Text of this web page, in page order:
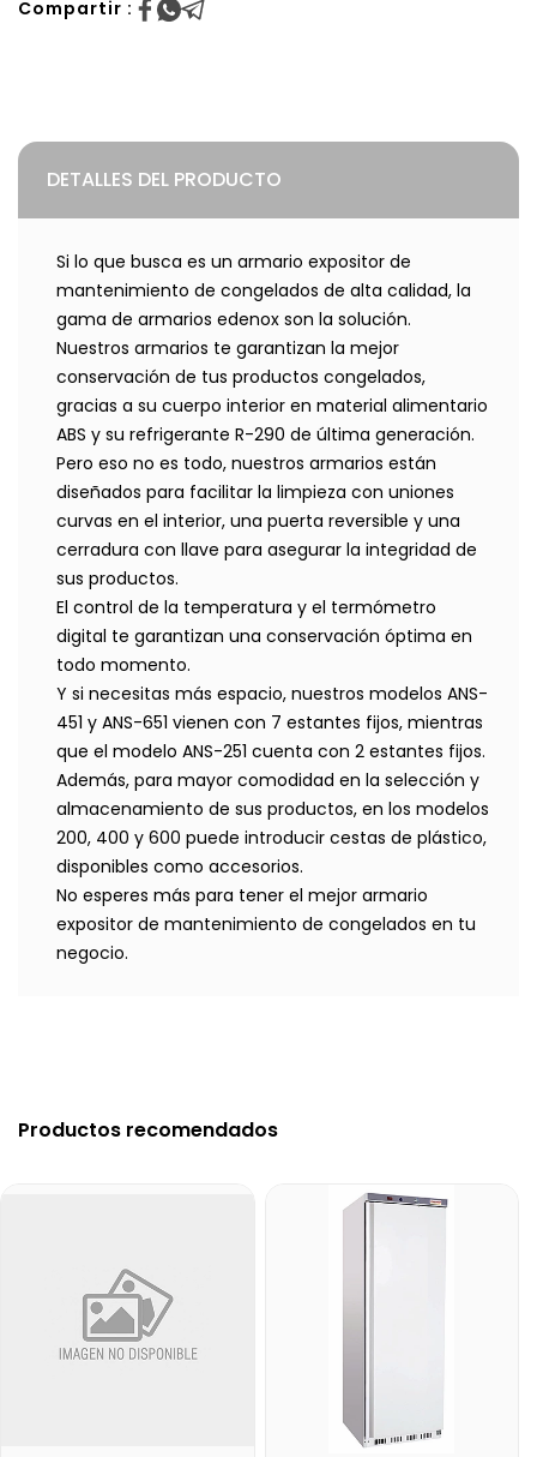
Compartir :
DETALLES DEL PRODUCTO
Si lo que busca es un armario expositor de
mantenimiento de congelados de alta calidad, la
gama de armarios edenox son la solución.
Nuestros armarios te garantizan la mejor
conservación de tus productos congelados,
gracias a su cuerpo interior en material alimentario
ABS y su refrigerante R-290 de última generación.
Pero eso no es todo, nuestros armarios están
diseñados para facilitar la limpieza con uniones
curvas en el interior, una puerta reversible y una
cerradura con llave para asegurar la integridad de
sus productos.
El control de la temperatura y el termómetro
digital te garantizan una conservación óptima en
todo momento.
Y si necesitas más espacio, nuestros modelos ANS-
451 y ANS-651 vienen con 7 estantes fijos, mientras
que el modelo ANS-251 cuenta con 2 estantes fijos.
Además, para mayor comodidad en la selección y
almacenamiento de sus productos, en los modelos
200, 400 y 600 puede introducir cestas de plástico,
disponibles como accesorios.
No esperes más para tener el mejor armario
expositor de mantenimiento de congelados en tu
negocio.
Productos recomendados